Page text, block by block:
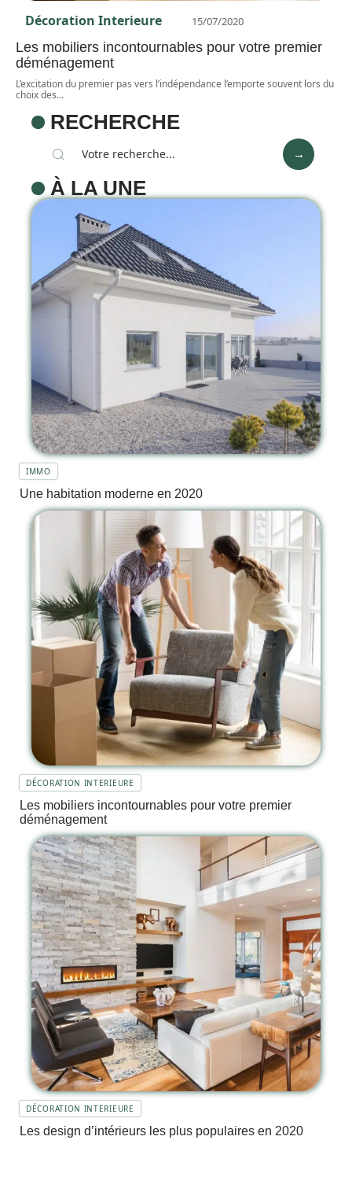
Décoration Interieure 15/07/2020
Les mobiliers incontournables pour votre premier
déménagement
L’excitation du premier pas vers l’indépendance l’emporte souvent lors du
choix des…
RECHERCHE
À LA UNE
IMMO
Une habitation moderne en 2020
DÉCORATION INTERIEURE
Les mobiliers incontournables pour votre premier
déménagement
DÉCORATION INTERIEURE
Les design d’intérieurs les plus populaires en 2020